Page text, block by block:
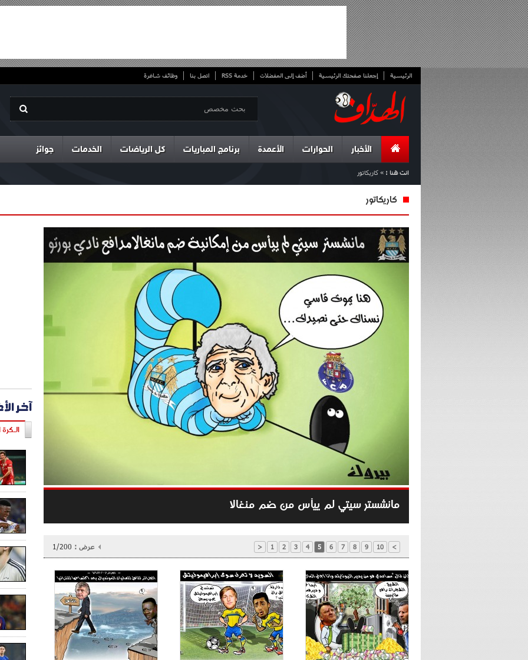
الرئيسية إجعلنا صفحتك الرئيسية أضف إلى المفضلات خدمة RSS اتصل بنا وظائف شاغرة
الأخبار الحوارات الأعمدة برنامج المباريات كل الرياضات الخدمات جوائز
انت هنا : » كاريكاتور
كاريكاتور
مانشستر سيتي لم ييأس من ضم منغالا
< 1 2 3 4 5 6 7 8 9 10 > عرض : 1/200
آخر
الـكرة